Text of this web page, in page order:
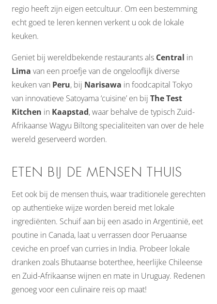
regio heeft zijn eigen eetcultuur. Om een bestemming
echt goed te leren kennen verkent u ook de lokale
keuken.
Geniet bij wereldbekende restaurants als Central in
Lima van een proefje van de ongelooflijk diverse
keuken van Peru, bij Narisawa in foodcapital Tokyo
van innovatieve Satoyama ‘cuisine’ en bij The Test
Kitchen in Kaapstad, waar behalve de typisch Zuid-
Afrikaanse Wagyu Biltong specialiteiten van over de hele
wereld geserveerd worden.
ETEN BIJ DE MENSEN THUIS
Eet ook bij de mensen thuis, waar traditionele gerechten
op authentieke wijze worden bereid met lokale
ingrediënten. Schuif aan bij een asado in Argentinië, eet
poutine in Canada, laat u verrassen door Peruaanse
ceviche en proef van curries in India. Probeer lokale
dranken zoals Bhutaanse boterthee, heerlijke Chileense
en Zuid-Afrikaanse wijnen en mate in Uruguay. Redenen
genoeg voor een culinaire reis op maat!